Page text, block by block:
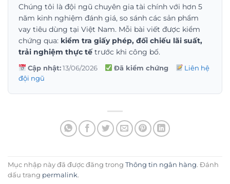
Chúng tôi là đội ngũ chuyên gia tài chính với hơn 5
năm kinh nghiệm đánh giá, so sánh các sản phẩm
vay tiêu dùng tại Việt Nam. Mỗi bài viết được kiểm
chứng qua: kiểm tra giấy phép, đối chiếu lãi suất,
trải nghiệm thực tếtrước khi công bố.
Cập nhật:13/06/2026 Đã kiểm chứng
Liên hệ
đội ngũ
Mục nhập này đã được đăng trong Thông tin ngân hàng. Đánh
dấu trang permalink.